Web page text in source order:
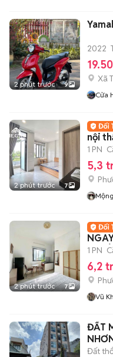
2 phút trước 9
2022
Xã
2 phút trước 7
nội
Khoa
1 PN
5,3
2 phút trước 7
CV
1 PN
6,2
Vũ
ĐẤT
Đất